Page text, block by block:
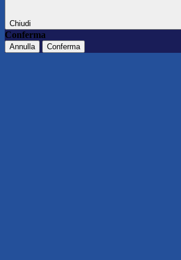
Chiudi
Conferma
Annulla Conferma